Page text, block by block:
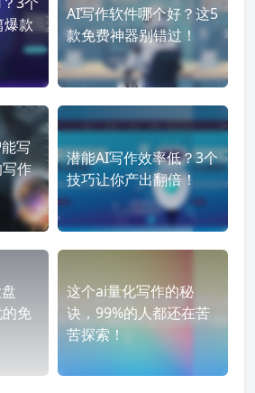
款
AI写作软件哪个好？这5
款免费神器别错过！
写
作
潜能AI写作效率低？3个
技巧让你产出翻倍！
免
这个ai量化写作的秘
诀，99%的人都还在苦
苦探索！